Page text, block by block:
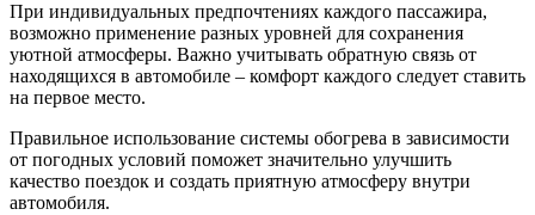
При индивидуальных предпочтениях каждого пассажира,
возможно применение разных уровней для сохранения
уютной атмосферы. Важно учитывать обратную связь от
находящихся в автомобиле – комфорт каждого следует ставить
на первое место.
Правильное использование системы обогрева в зависимости
от погодных условий поможет значительно улучшить
качество поездок и создать приятную атмосферу внутри
автомобиля.